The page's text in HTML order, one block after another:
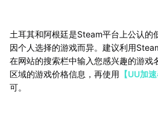
土耳其和阿根廷是Steam平台上公认的
因个人选择的游戏而异。建议利用
在网站的搜索栏中输入您感兴趣的游戏
区域的游戏价格信息，再使用 【UU加速
可。